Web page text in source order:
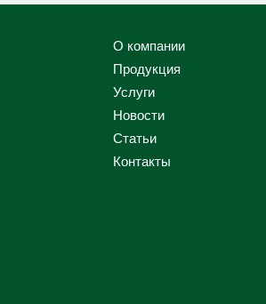
О компании
Продукция
Услуги
Новости
Статьи
Контакты